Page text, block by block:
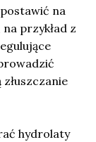
na
przykład z
hydrolaty